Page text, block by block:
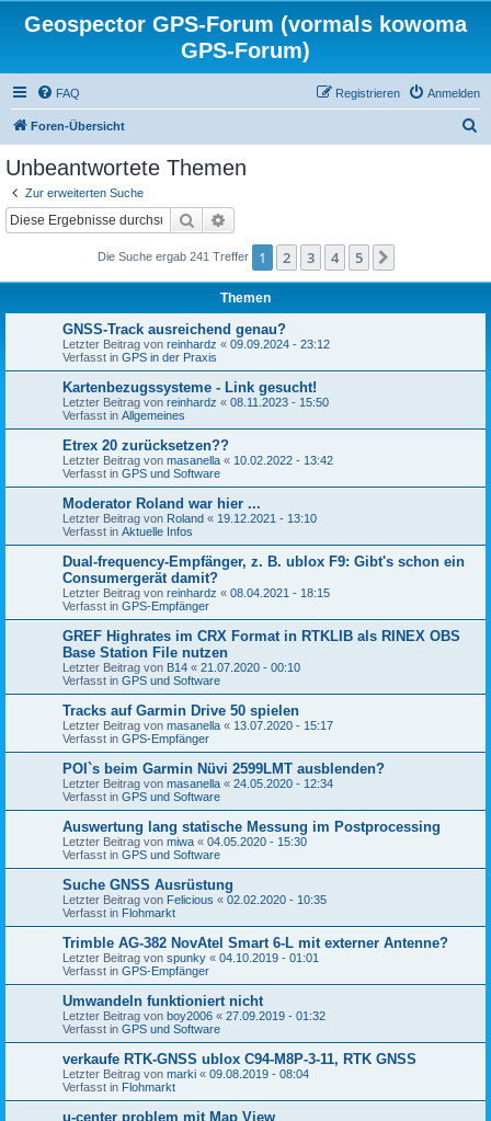
Geospector GPS-Forum (vormals kowoma
GPS-Forum)
FAQ Anmelden
Registrieren
Foren-Übersicht
Unbeantwortete Themen
Zur erweiterten Suche
Suche
Die Suche ergab 241 Treffer 1 2 3 4 5
Themen
GNSS-Track ausreichend genau?
Letzter Beitrag von reinhardz « 09.09.2024 - 23:12
Verfasst in GPS in der Praxis
Kartenbezugssysteme - Link gesucht!
Letzter Beitrag von reinhardz « 08.11.2023 - 15:50
Verfasst in Allgemeines
Etrex 20 zurücksetzen??
Letzter Beitrag von masanella « 10.02.2022 - 13:42
Verfasst in GPS und Software
Moderator Roland war hier ...
Letzter Beitrag von Roland « 19.12.2021 - 13:10
Verfasst in Aktuelle Infos
Dual-frequency-Empfänger, z. B. ublox F9: Gibt's schon ein
Consumergerät damit?
Letzter Beitrag von reinhardz « 08.04.2021 - 18:15
Verfasst in GPS-Empfänger
GREF Highrates im CRX Format in RTKLIB als RINEX OBS
Base Station File nutzen
Letzter Beitrag von B14 « 21.07.2020 - 00:10
Verfasst in GPS und Software
Tracks auf Garmin Drive 50 spielen
Letzter Beitrag von masanella « 13.07.2020 - 15:17
Verfasst in GPS-Empfänger
POI`s beim Garmin Nüvi 2599LMT ausblenden?
Letzter Beitrag von masanella « 24.05.2020 - 12:34
Verfasst in GPS und Software
Auswertung lang statische Messung im Postprocessing
Letzter Beitrag von miwa « 04.05.2020 - 15:30
Verfasst in GPS und Software
Suche GNSS Ausrüstung
Letzter Beitrag von Felicious « 02.02.2020 - 10:35
Verfasst in Flohmarkt
Trimble AG-382 NovAtel Smart 6-L mit externer Antenne?
Letzter Beitrag von spunky « 04.10.2019 - 01:01
Verfasst in GPS-Empfänger
Umwandeln funktioniert nicht
Letzter Beitrag von boy2006 « 27.09.2019 - 01:32
Verfasst in GPS und Software
verkaufe RTK-GNSS ublox C94-M8P-3-11, RTK GNSS
Letzter Beitrag von marki « 09.08.2019 - 08:04
Verfasst in Flohmarkt
u-center problem mit Map View